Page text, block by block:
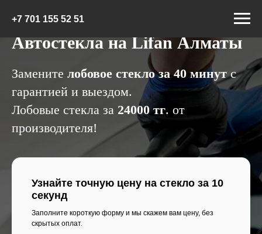
+7 701 155 52 51
Автостекла на Lifan Алматы
Замените лобовое стекло за 40 минутс
гарантией и выездом.
Лобовые стекла за 24000 тг. от
производителя!
Узнайте точную цену на стекло за 10
секунд
Заполните короткую форму и мы скажем вам цену, без
скрытых оплат.